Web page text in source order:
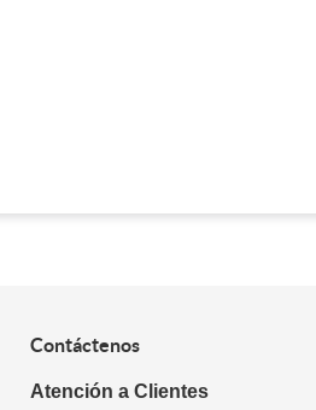
Contáctenos
Atención a Clientes